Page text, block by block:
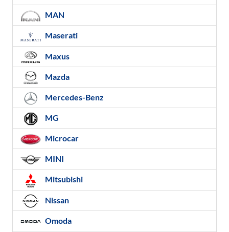
MAN
Maserati
Maxus
Mazda
Mercedes-Benz
MG
Microcar
MINI
Mitsubishi
Nissan
Omoda